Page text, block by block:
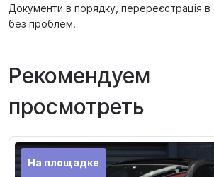
Документи в порядку, перереєстрація в
без проблем.
Рекомендуем
просмотреть
На площадке